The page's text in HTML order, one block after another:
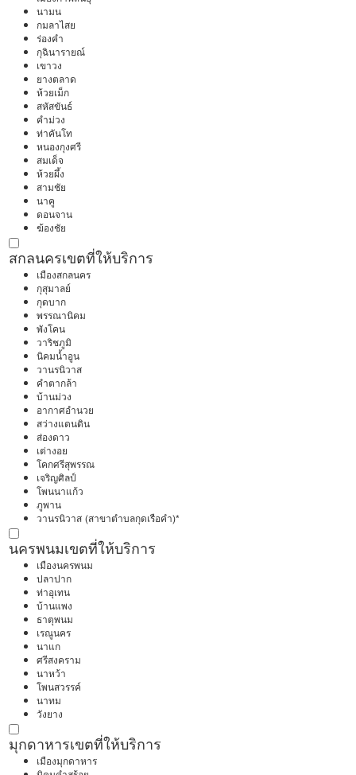
นามน
กมลาไสย
ร่องคำ
กุฉินารายณ์
เขาวง
ยางตลาด
ห้วยเม็ก
สหัสขันธ์
คำม่วง
ท่าคันโท
หนองกุงศรี
สมเด็จ
ห้วยผึ้ง
สามชัย
นาคู
ดอนจาน
ฆ้องชัย
สกลนครเขตที่ให้บริการ
เมืองสกลนคร
กุสุมาลย์
กุดบาก
พรรณานิคม
พังโคน
วาริชภูมิ
นิคมน้ำอูน
วานรนิวาส
คำตากล้า
บ้านม่วง
อากาศอำนวย
สว่างแดนดิน
ส่องดาว
เต่างอย
โคกศรีสุพรรณ
เจริญศิลป์
โพนนาแก้ว
ภูพาน
วานรนิวาส (สาขาตำบลกุดเรือคำ)*
นครพนมเขตที่ให้บริการ
เมืองนครพนม
ปลาปาก
ท่าอุเทน
บ้านแพง
ธาตุพนม
เรณูนคร
นาแก
ศรีสงคราม
นาหว้า
โพนสวรรค์
นาทม
วังยาง
มุกดาหารเขตที่ให้บริการ
เมืองมุกดาหาร